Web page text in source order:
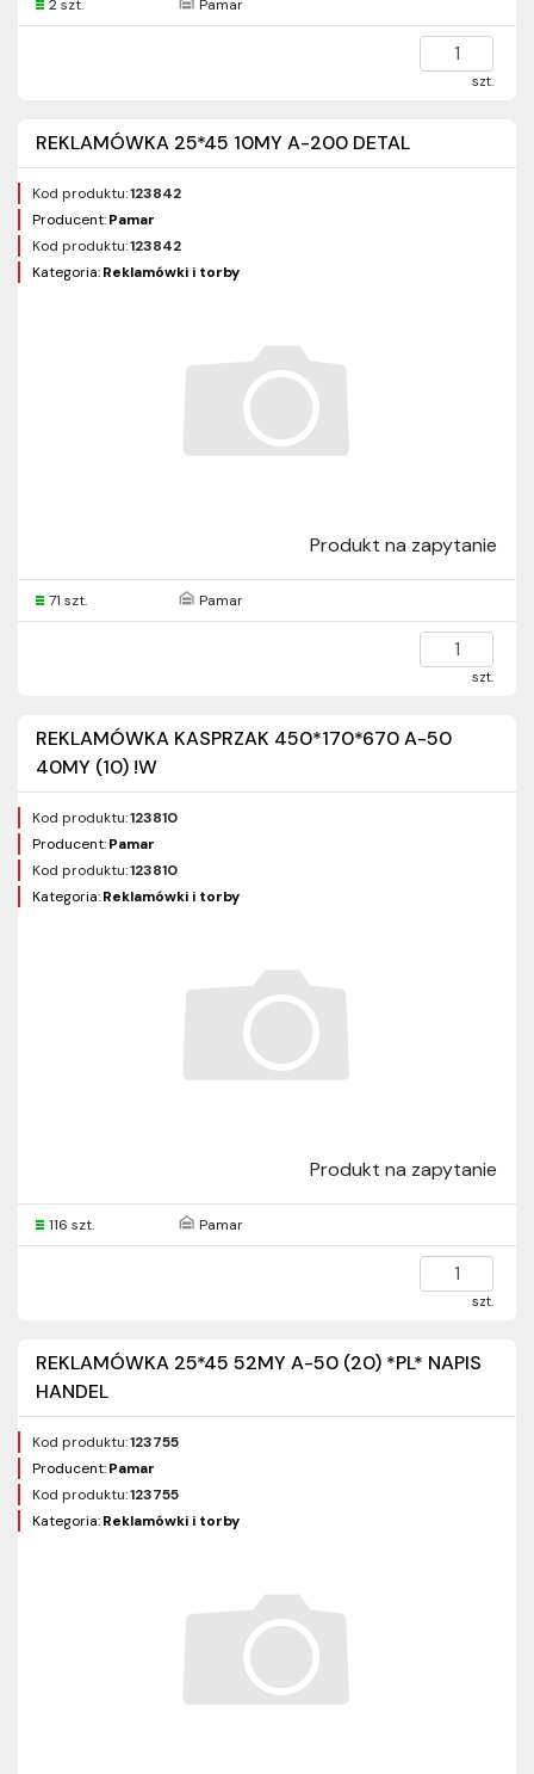
2 szt. Pamar
szt.
REKLAMÓWKA 25*45 10MY A-200 DETAL
Kod produktu:123842
Producent:Pamar
Kod produktu:123842
Kategoria:Reklamówki i torby
Produkt na zapytanie
71 szt. Pamar
szt.
REKLAMÓWKA KASPRZAK 450*170*670 A-50
40MY (10) !W
Kod produktu:123810
Producent:Pamar
Kod produktu:123810
Kategoria:Reklamówki i torby
Produkt na zapytanie
116 szt. Pamar
szt.
REKLAMÓWKA 25*45 52MY A-50 (20) *PL* NAPIS
HANDEL
Kod produktu:123755
Producent:Pamar
Kod produktu:123755
Kategoria:Reklamówki i torby